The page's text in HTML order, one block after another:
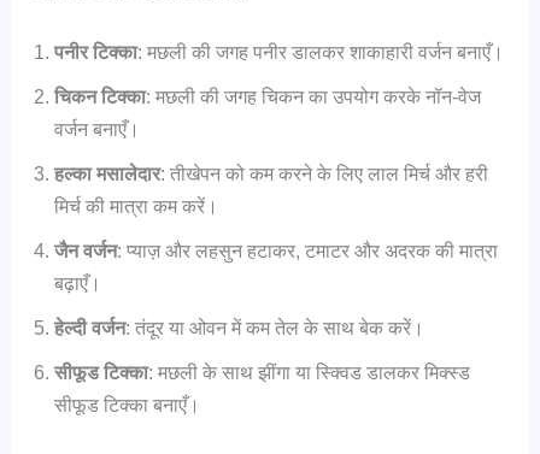
पनीर टिक्का: मछली की जगह पनीर डालकर शाकाहारी वर्जन बनाएँ।
चिकन टिक्का: मछली की जगह चिकन का उपयोग करके नॉन-वेज
वर्जन बनाएँ।
हल्का मसालेदार: तीखेपन को कम करने के लिए लाल मिर्च और हरी
मिर्च की मात्रा कम करें।
जैन वर्जन: प्याज़ और लहसुन हटाकर, टमाटर और अदरक की मात्रा
बढ़ाएँ।
हेल्दी वर्जन: तंदूर या ओवन में कम तेल के साथ बेक करें।
सीफूड टिक्का: मछली के साथ झींगा या स्क्विड डालकर मिक्स्ड
सीफूड टिक्का बनाएँ।